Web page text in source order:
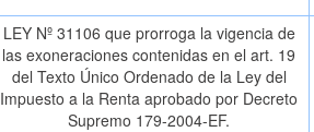
LEY Nº 31106 que prorroga la vigencia de
las exoneraciones contenidas en el art. 19
del Texto Único Ordenado de la Ley del
Impuesto a la Renta aprobado por Decreto
Supremo 179-2004-EF.